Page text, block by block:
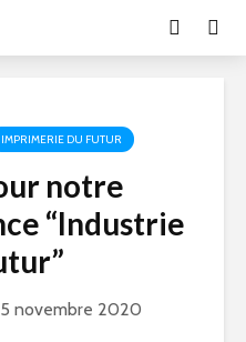
IMPRIMERIE DU FUTUR
notre
“Industrie
novembre 2020